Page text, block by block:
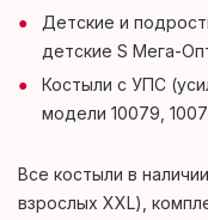
Детские и
детские S Мега-
Костыли с УПС
модели 10079,
Все костыли в
взрослых XXL),